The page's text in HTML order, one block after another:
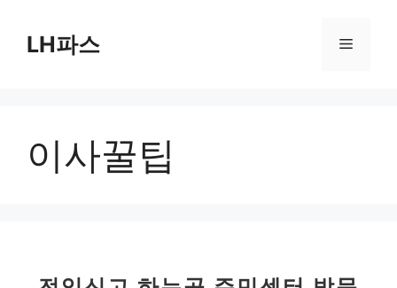
LH파스 메
이사꿀팁